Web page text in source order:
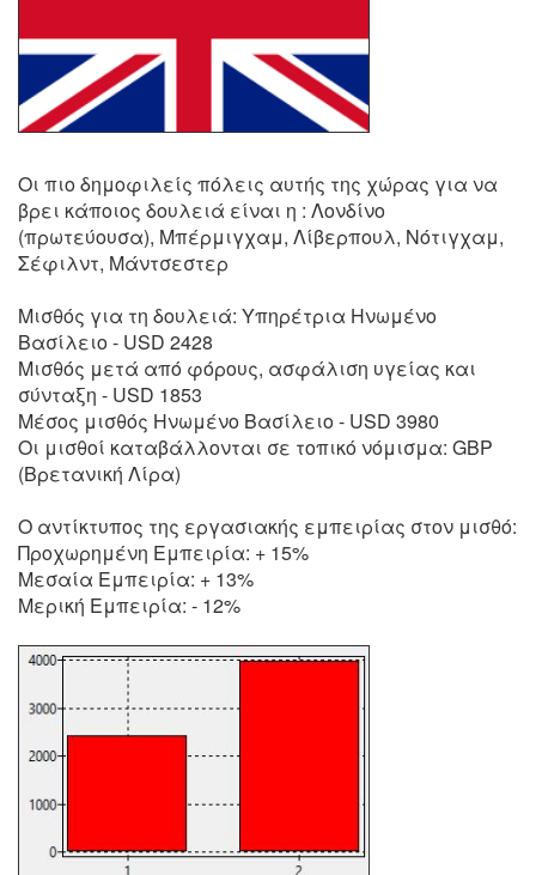
Οι πιο δημοφιλείς πόλεις αυτής της χώρας για να
βρει κάποιος δουλειά είναι η : Λονδίνο
(πρωτεύουσα), Μπέρμιγχαμ, Λίβερπουλ, Νότιγχαμ,
Σέφιλντ, Μάντσεστερ
Μισθός για τη δουλειά: Υπηρέτρια Ηνωμένο
Βασίλειο - USD 2428
Μισθός μετά από φόρους, ασφάλιση υγείας και
σύνταξη - USD 1853
Μέσος μισθός Ηνωμένο Βασίλειο - USD 3980
Οι μισθοί καταβάλλονται σε τοπικό νόμισμα: GBP
(Βρετανική Λίρα)
Ο αντίκτυπος της εργασιακής εμπειρίας στον μισθό:
Προχωρημένη Εμπειρία: + 15%
Μεσαία Εμπειρία: + 13%
Μερική Εμπειρία: - 12%